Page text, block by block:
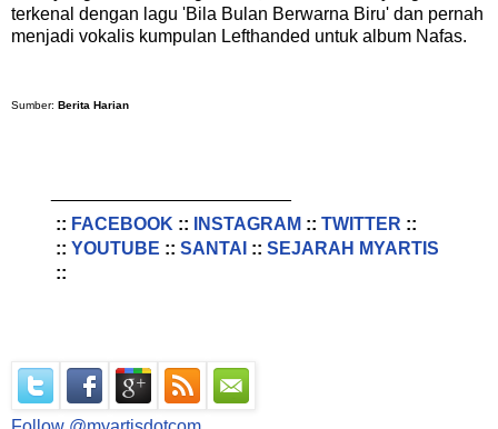
terkenal dengan lagu 'Bila Bulan Berwarna Biru' dan pernah
menjadi vokalis kumpulan Lefthanded untuk album Nafas.
Sumber: Berita Harian
:: FACEBOOK :: INSTAGRAM :: TWITTER ::
:: YOUTUBE :: SANTAI :: SEJARAH MYARTIS
::